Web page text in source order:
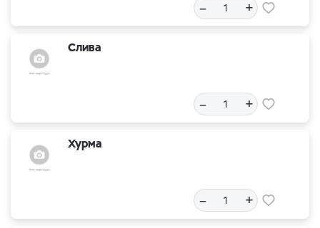
– +
Слива
– +
Хурма
– +